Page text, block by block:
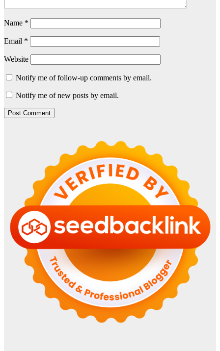
Name *
Email *
Website
Notify me of follow-up comments by email.
Notify me of new posts by email.